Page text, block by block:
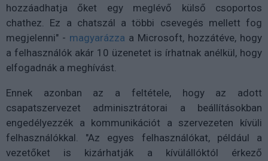
hozzáadhatja őket egy meglévő külső csoportos
chathez. Ez a chatszál a többi csevegés mellett fog
megjelenni" - magyarázza a Microsoft, hozzátéve, hogy
a felhasználók akár 10 üzenetet is írhatnak anélkül, hogy
elfogadnák a meghívást.
Ennek azonban az a feltétele, hogy az adott
csapatszervezet adminisztrátorai a beállításokban
engedélyezzék a kommunikációt a szervezeten kívüli
felhasználókkal. "Az egyes felhasználókat, például a
vezetőket is kizárhatják a kívülállóktól érkező